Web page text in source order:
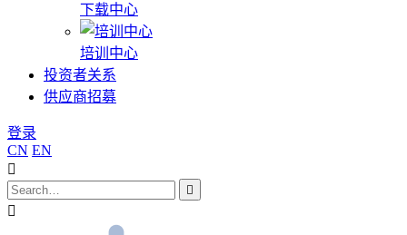
下载中心
培训中心
投资者关系
供应商招募
登录
CN EN